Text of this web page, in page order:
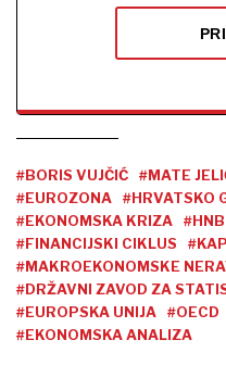
#BORIS VUJČIĆ #MATE
#EUROZONA
#HRVATSKO
#EKONOMSKA KRIZA
#HNB
#FINANCIJSKI CIKLUS
#MAKROEKONOMSKE
#DRŽAVNI ZAVOD ZA
#EUROPSKA UNIJA
#OECD
#EKONOMSKA ANALIZA